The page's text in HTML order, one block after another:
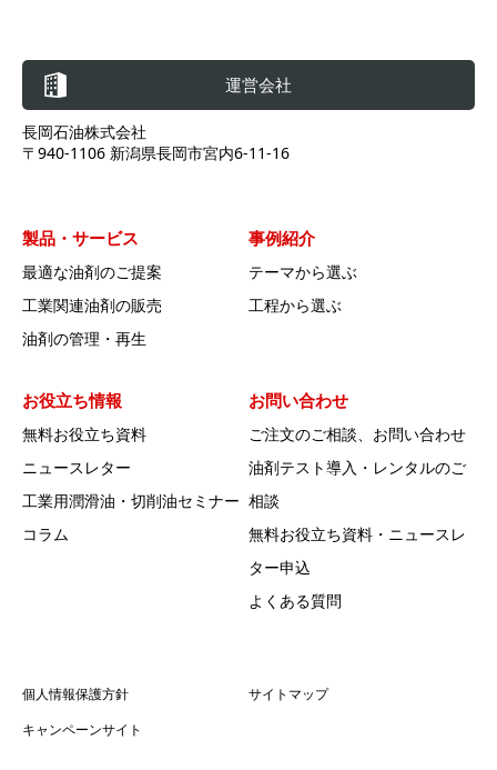
運営会社
長岡石油株式会社
〒940-1106 新潟県長岡市宮内6-11-16
製品・サービス
最適な油剤のご提案
工業関連油剤の販売
油剤の管理・再生
事例紹介
テーマから選ぶ
工程から選ぶ
お役立ち情報
無料お役立ち資料
ニュースレター
工業用潤滑油・切削油セミナー
コラム
お問い合わせ
ご注文のご相談、お問い合わせ
油剤テスト導入・レンタルのご
相談
無料お役立ち資料・ニュースレ
ター申込
よくある質問
個人情報保護方針
サイトマップ
キャンペーンサイト